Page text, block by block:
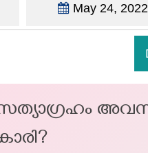
May 24, 2022